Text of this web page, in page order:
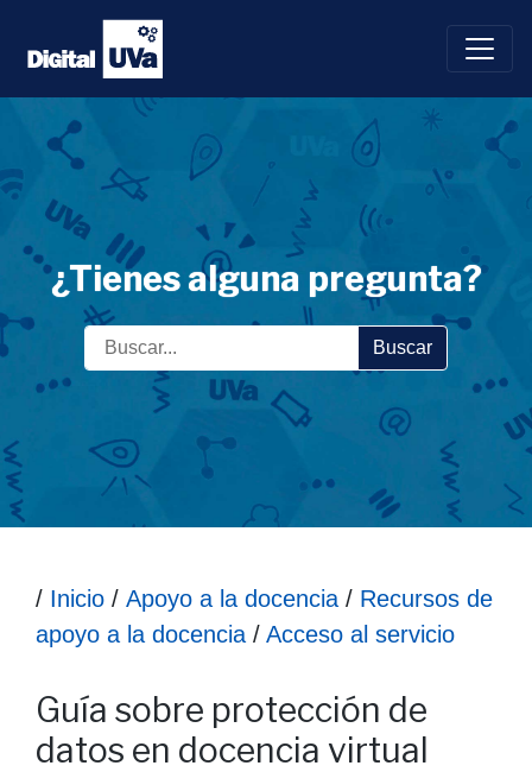
Saltar
contenido
¿Tienes alguna pregunta?
Buscar
Ruta hasta la información
/ Inicio / Apoyo a la docencia / Recursos de
apoyo a la docencia / Acceso al servicio
Guía sobre protección de
datos en docencia virtual